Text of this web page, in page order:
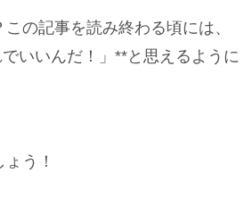
の記事を読み終わる頃には、
いいんだ！」**と思えるように
う！